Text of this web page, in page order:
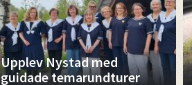
Upplev Nystad med
guidade temarundturer